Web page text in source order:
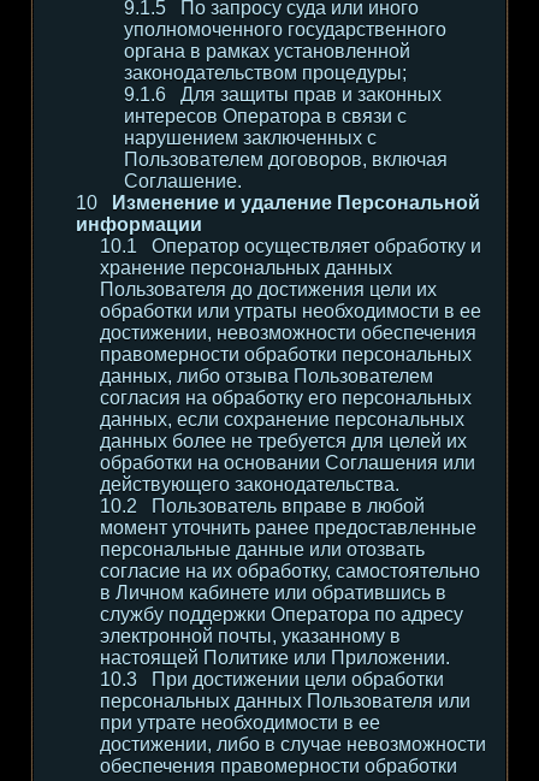
По запросу суда или иного
уполномоченного государственного
органа в рамках установленной
законодательством процедуры;
Для защиты прав и законных
интересов Оператора в связи с
нарушением заключенных с
Пользователем договоров, включая
Соглашение.
Изменение и удаление Персональной
информации
Оператор осуществляет обработку и
хранение персональных данных
Пользователя до достижения цели их
обработки или утраты необходимости в ее
достижении, невозможности обеспечения
правомерности обработки персональных
данных, либо отзыва Пользователем
согласия на обработку его персональных
данных, если сохранение персональных
данных более не требуется для целей их
обработки на основании Соглашения или
действующего законодательства.
Пользователь вправе в любой
момент уточнить ранее предоставленные
персональные данные или отозвать
согласие на их обработку, самостоятельно
в Личном кабинете или обратившись в
службу поддержки Оператора по адресу
электронной почты, указанному в
настоящей Политике или Приложении.
При достижении цели обработки
персональных данных Пользователя или
при утрате необходимости в ее
достижении, либо в случае невозможности
обеспечения правомерности обработки